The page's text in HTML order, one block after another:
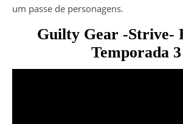
um passe de personagens.
Guilty Gear -Strive-
Temporada 3